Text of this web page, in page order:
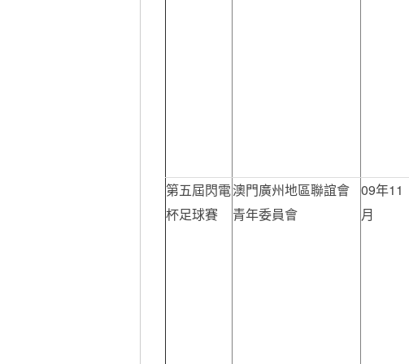
第五屆閃電
杯足球賽
澳門廣州地區聯誼會
青年委員會
09年11
月